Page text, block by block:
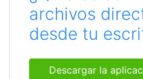
archivos
desde tu
Descargar la